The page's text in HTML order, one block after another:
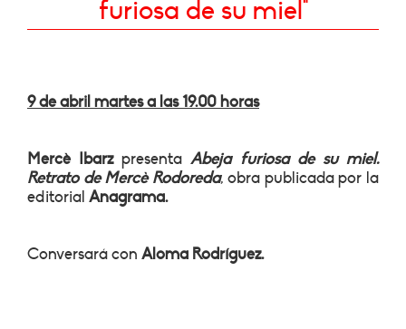
furiosa de su miel"
9 de abril martes a las 19.00 horas
Mercè IbarzpresentaAbeja furiosa de su miel.
Retrato de Mercè Rodoreda, obra publicada por la
editorial Anagrama.
Conversará con Aloma Rodríguez.